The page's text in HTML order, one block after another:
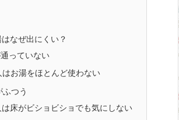
なぜ出にくい？
っていない
はお湯をほとんど使わない
ふつう
床がビショビショでも気にしない